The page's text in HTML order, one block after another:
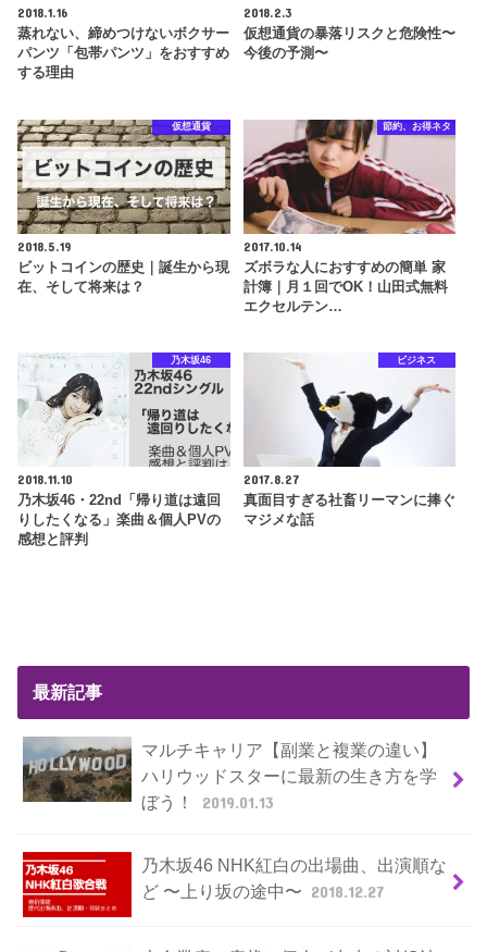
2018.1.16
蒸れない、締めつけないボクサー
パンツ「包帯パンツ」をおすすめ
する理由
2018.2.3
仮想通貨の暴落リスクと危険性〜
今後の予測〜
仮想通貨
2018.5.19
ビットコインの歴史｜誕生から現
在、そして将来は？
節約、お得ネタ
2017.10.14
ズボラな人におすすめの簡単 家
計簿｜月１回でOK！山田式無料
エクセルテン…
乃木坂46
2018.11.10
乃木坂46・22nd「帰り道は遠回
りしたくなる」楽曲＆個人PVの
感想と評判
ビジネス
2017.8.27
真面目すぎる社畜リーマンに捧ぐ
マジメな話
最新記事
マルチキャリア【副業と複業の違い】
ハリウッドスターに最新の生き方を学
ぼう！
2019.01.13
乃木坂46 NHK紅白の出場曲、出演順な
ど 〜上り坂の途中〜 2018.12.27